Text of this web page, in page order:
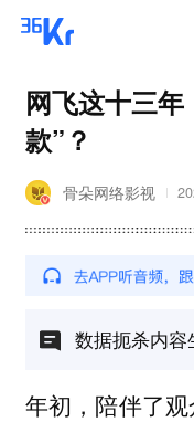
网飞这十三
款”？
骨朵网络影视
数据扼杀内容
年初，陪伴了